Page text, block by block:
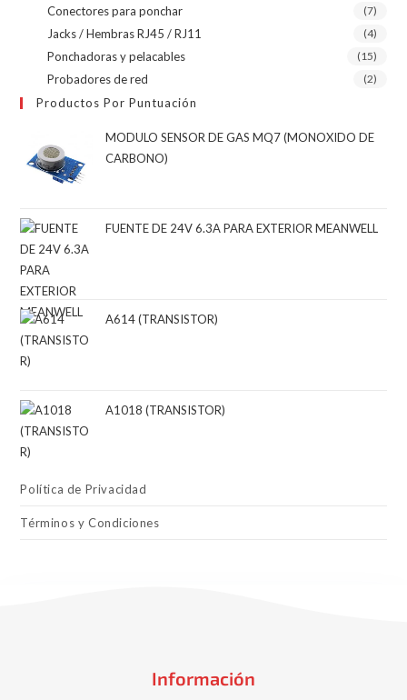
Conectores para ponchar (7)
Jacks / Hembras RJ45 / RJ11 (4)
Ponchadoras y pelacables (15)
Probadores de red (2)
Productos Por Puntuación
MODULO SENSOR DE GAS MQ7 (MONOXIDO DE
CARBONO)
FUENTE DE 24V 6.3A PARA EXTERIOR MEANWELL
A614 (TRANSISTOR)
A1018 (TRANSISTOR)
Política de Privacidad
Términos y Condiciones
Información